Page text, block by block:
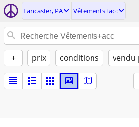
Lancaster, PA Vêtements+acc
+ prix conditions vendu